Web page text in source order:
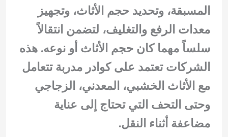
المسبقة، وتحديد حجم الأثاث، وتجهيز
معدات الرفع والتغليف، لتضمن انتقالاً
سلساً مهما كان حجم الأثاث أو نوعه. هذه
الشركات تعتمد على كوادر مدربة تتعامل
مع الأثاث الخشبي، المعدني، الزجاجي
وحتى التحف التي تحتاج إلى عناية
مضاعفة أثناء النقل.